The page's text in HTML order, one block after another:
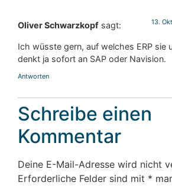
Oliver Schwarzkopf sagt: 13.
Ich wüsste gern, auf welches ERP sie
denkt ja sofort an SAP oder Navision.
Antworten
Schreibe einen
Kommentar
Deine E-Mail-Adresse wird nicht
Erforderliche Felder sind mit *